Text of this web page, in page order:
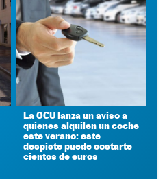
La OCU lanza un aviso a
quienes alquilen un coche
este verano: este
despiste puede costarte
cientos de euros